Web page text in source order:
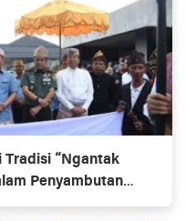
Tradisi “Ngantak
Penyambutan